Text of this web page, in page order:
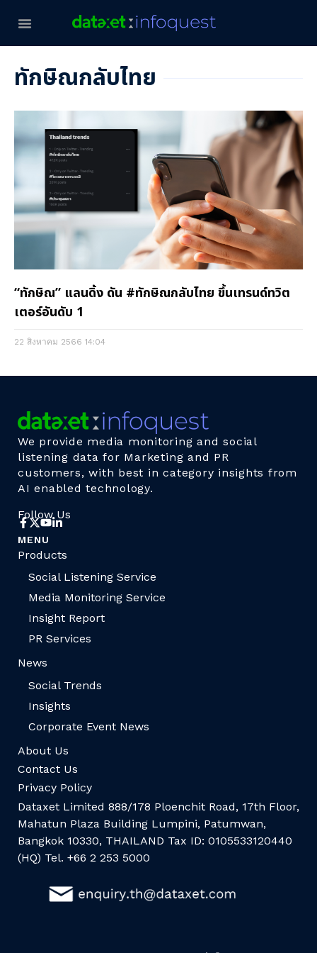
ทักษิณกลับไทย
“ทักษิณ” แลนดิ้ง ดัน #ทักษิณกลับไทย ขึ้นเทรนด์ทวิต
เตอร์อันดับ 1
22 สิงหาคม 2566 14:04
We provide media monitoring and social
listening data for Marketing and PR
customers, with best in category insights from
AI enabled technology.
Follow Us
MENU
Products
Social Listening Service
Media Monitoring Service
Insight Report
PR Services
News
Social Trends
Insights
Corporate Event News
About Us
Contact Us
Privacy Policy
Dataxet Limited 888/178 Ploenchit Road, 17th Floor,
Mahatun Plaza Building Lumpini, Patumwan,
Bangkok 10330, THAILAND Tax ID: 0105533120440
(HQ) Tel. +66 2 253 5000